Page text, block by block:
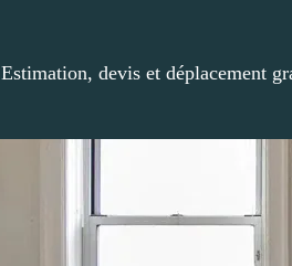
Estimation, devis et déplacement